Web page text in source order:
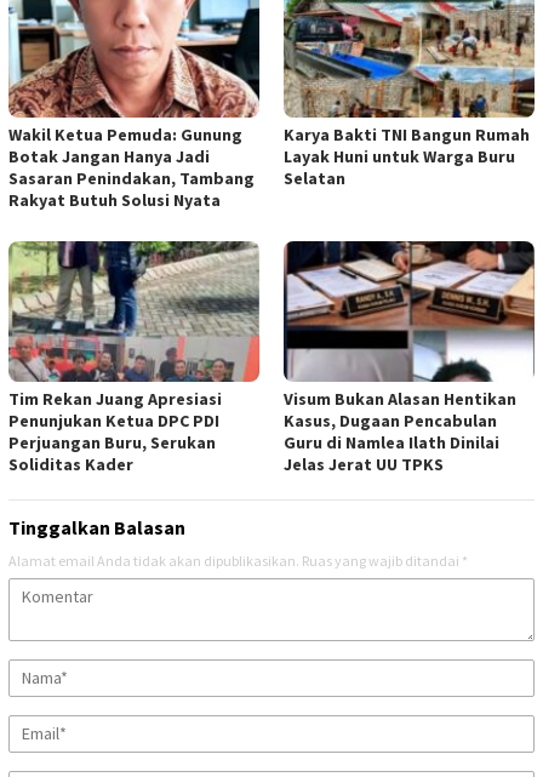
Wakil Ketua Pemuda: Gunung
Botak Jangan Hanya Jadi
Sasaran Penindakan, Tambang
Rakyat Butuh Solusi Nyata
Karya Bakti TNI Bangun Rumah
Layak Huni untuk Warga Buru
Selatan
Tim Rekan Juang Apresiasi
Penunjukan Ketua DPC PDI
Perjuangan Buru, Serukan
Soliditas Kader
Visum Bukan Alasan Hentikan
Kasus, Dugaan Pencabulan
Guru di Namlea Ilath Dinilai
Jelas Jerat UU TPKS
Tinggalkan Balasan
Alamat email Anda tidak akan dipublikasikan. Ruas yang wajib ditandai *